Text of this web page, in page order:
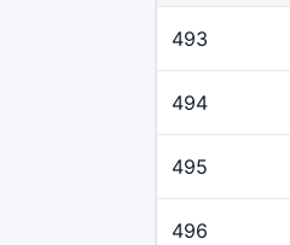
493
494
495
496